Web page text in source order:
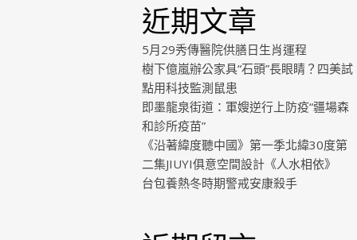
近期文章
5月29秀傳醫院供膳日生肖運程
樹下億嵐辦公家具“石頭”長眼睛？四美試
點用科技監測鼠患
即墨龍泉街道：軍嫂逆行上防疫“疆場森
和診所疫苗”
《沿著緯度聽中國》第一季北緯30度第
二集JIUYI俱意空間設計《人水相依》
台包養熱冬時期警戒安康殺手